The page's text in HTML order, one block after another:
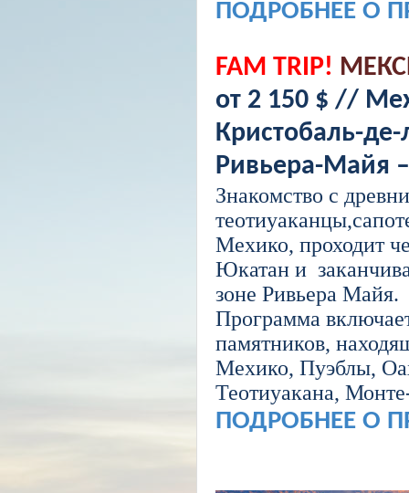
ПОДРОБНЕЕ О
FAM TRIP!
от 2 150 $ //
Кристобаль-
Ривьера-Майя
Знакомство с
Мехико, проходит
Юкатан и
зоне Ривьера Майя.
Программа
памятников,
Мехико, Пуэблы,
Теотиуакана,
ПОДРОБНЕЕ О